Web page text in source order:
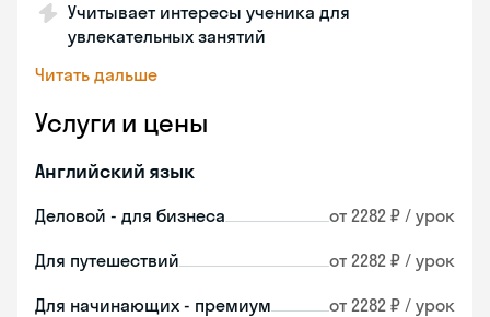
Учитывает интересы ученика для
увлекательных занятий
Читать дальше
Услуги и цены
Английский язык
Деловой - для бизнеса от 2282 ₽ / урок
Для путешествий от 2282 ₽ / урок
Для начинающих - премиум от 2282 ₽ / урок